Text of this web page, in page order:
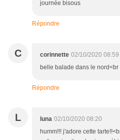
journée bisous
Répondre
C corinnette 02/10/2020 08:59
belle balade dans le nord<br
Répondre
L luna 02/10/2020 08:20
humm!!! j'adore cette